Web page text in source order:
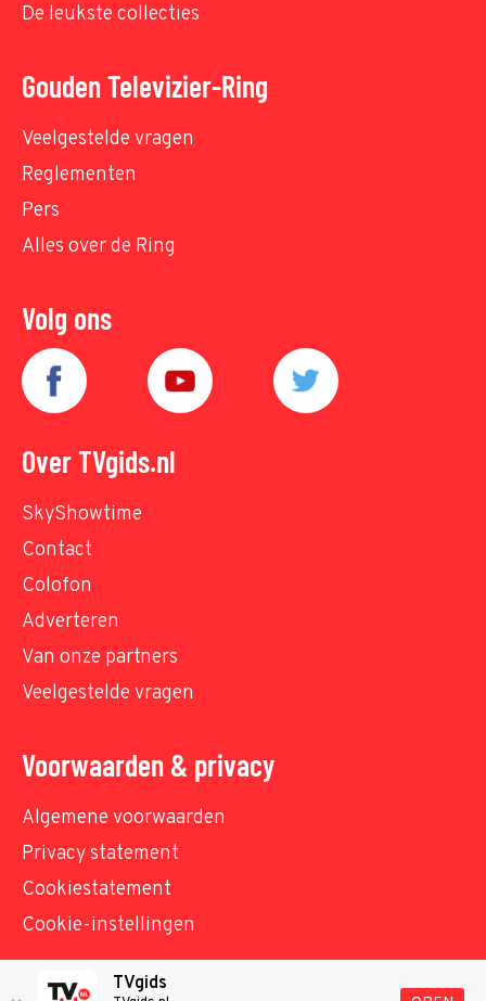
De leukste collecties
Gouden Televizier-Ring
Veelgestelde vragen
Reglementen
Pers
Alles over de Ring
Volg ons
Over TVgids.nl
SkyShowtime
Contact
Colofon
Adverteren
Van onze partners
Veelgestelde vragen
Voorwaarden & privacy
Algemene voorwaarden
Privacy statement
Cookiestatement
Cookie-instellingen
TVgids